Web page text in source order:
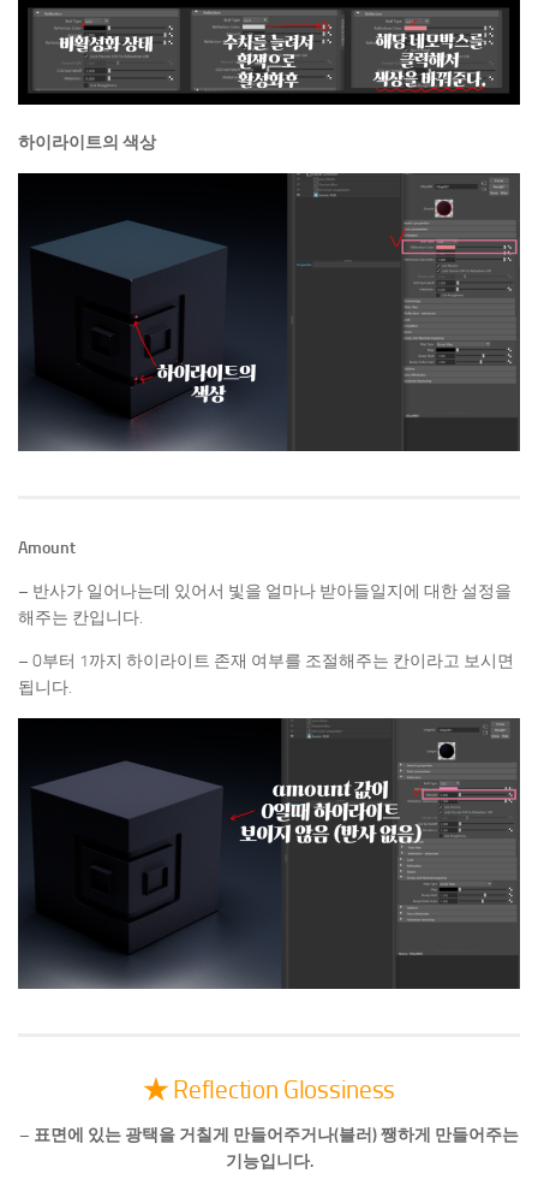
하이라이트의 색상
Amount
– 반사가 일어나는데 있어서 빛을 얼마나 받아들일지에 대한 설정을
해주는 칸입니다.
– 0부터 1까지 하이라이트 존재 여부를 조절해주는 칸이라고 보시면
됩니다.
★ Reflection Glossiness
– 표면에 있는 광택을 거칠게 만들어주거나(블러) 쨍하게 만들어주는
기능입니다.